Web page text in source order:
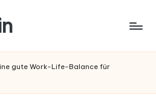
gute Work-Life-Balance für